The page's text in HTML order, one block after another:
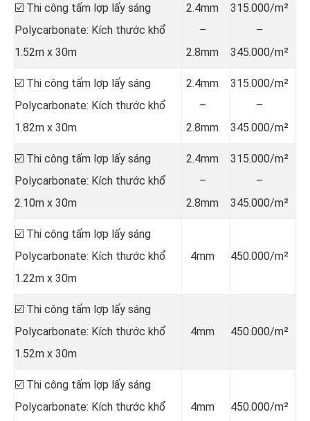
☑️ Thi công tấm lợp lấy sáng
Polycarbonate: Kích thước khổ
1.52m x 30m
2.4mm
–
2.8mm
315.000/m²
–
345.000/m²
☑️ Thi công tấm lợp lấy sáng
Polycarbonate: Kích thước khổ
1.82m x 30m
2.4mm
–
2.8mm
315.000/m²
–
345.000/m²
☑️ Thi công tấm lợp lấy sáng
Polycarbonate: Kích thước khổ
2.10m x 30m
2.4mm
–
2.8mm
315.000/m²
–
345.000/m²
☑️ Thi công tấm lợp lấy sáng
Polycarbonate: Kích thước khổ
1.22m x 30m
4mm 450.000/m²
☑️ Thi công tấm lợp lấy sáng
Polycarbonate: Kích thước khổ
1.52m x 30m
4mm 450.000/m²
☑️ Thi công tấm lợp lấy sáng
Polycarbonate: Kích thước khổ
4mm 450.000/m²